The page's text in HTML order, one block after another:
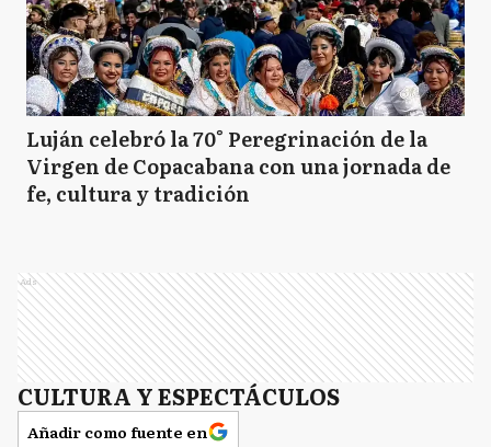
Luján celebró la 70° Peregrinación de la
Virgen de Copacabana con una jornada de
fe, cultura y tradición
Ads
CULTURA Y ESPECTÁCULOS
Añadir como fuente en